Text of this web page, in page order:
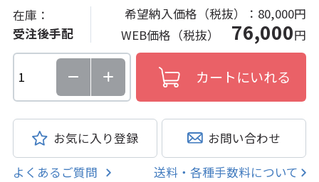
在庫：
受注後手配
希望納入価格（税抜）： 80,000円
WEB価格（税抜） 76,000円
お気に入り登録 お問い合わせ
よくあるご質問 送料・各種手数料について